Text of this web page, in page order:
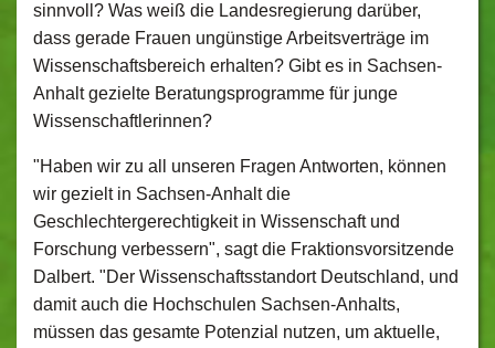
sinnvoll? Was weiß die Landesregierung darüber,
dass gerade Frauen ungünstige Arbeitsverträge im
Wissenschaftsbereich erhalten? Gibt es in Sachsen-
Anhalt gezielte Beratungsprogramme für junge
Wissenschaftlerinnen?
"Haben wir zu all unseren Fragen Antworten, können
wir gezielt in Sachsen-Anhalt die
Geschlechtergerechtigkeit in Wissenschaft und
Forschung verbessern", sagt die Fraktionsvorsitzende
Dalbert. "Der Wissenschaftsstandort Deutschland, und
damit auch die Hochschulen Sachsen-Anhalts,
müssen das gesamte Potenzial nutzen, um aktuelle,